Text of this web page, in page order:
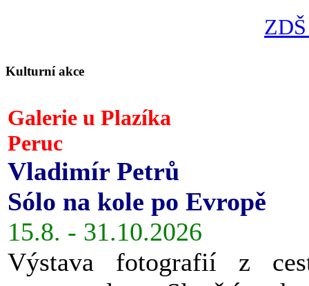
Kulturní akce
Galerie u Plazíka
Peruc
Vladimír Petrů
Sólo na kole po Evropě
15.8. - 31.10.2026
Výstava fotografií z